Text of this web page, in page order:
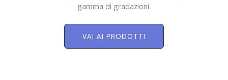
gamma di gradazioni.
VAI AI PRODOTTI